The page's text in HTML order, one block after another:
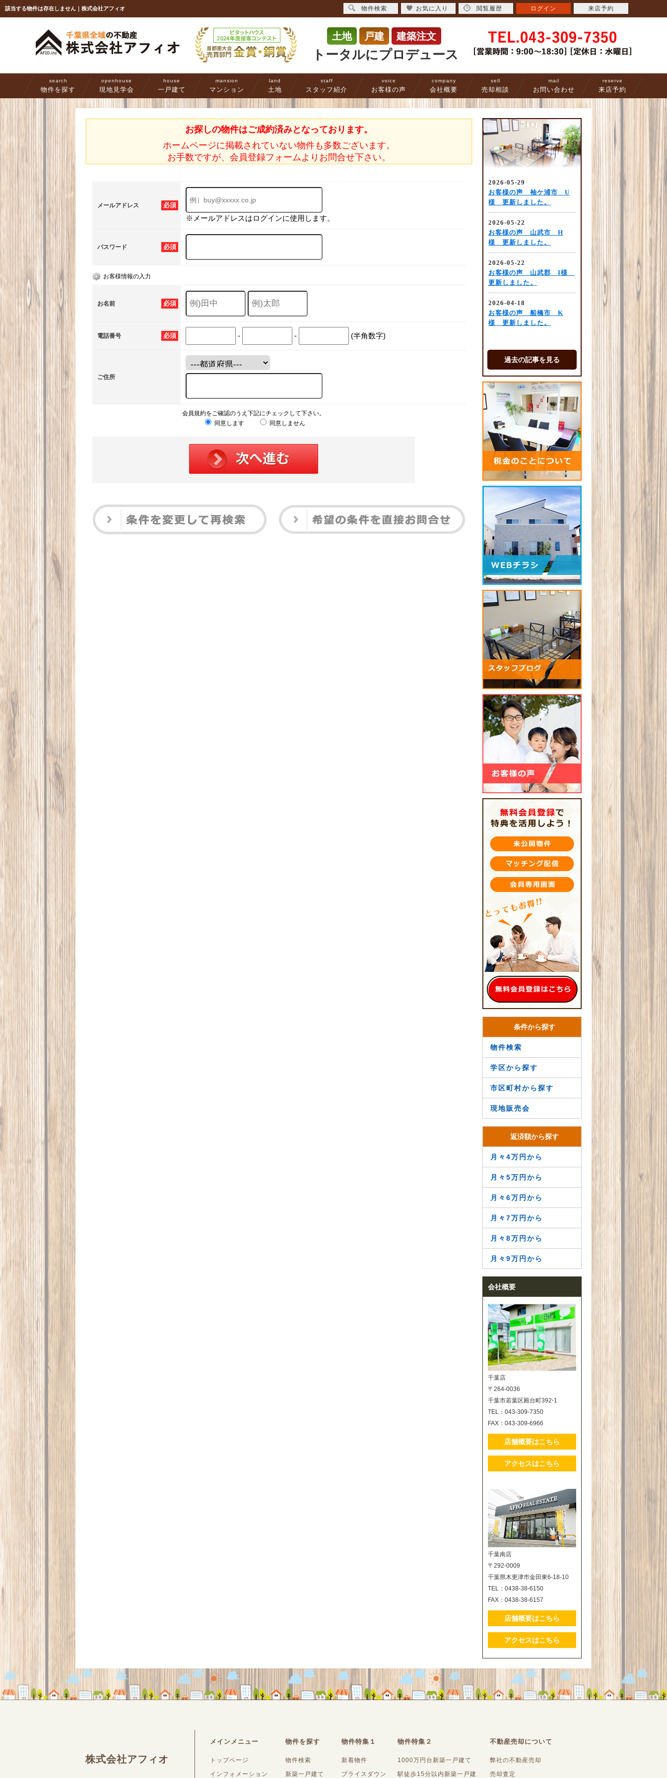
該当する物件は存在しません｜株式会社アフィオ
土地 戸建 建築注文
トータルにプロデュース
search
物件を探す
openhouse
現地見学会
house
一戸建て
mansion
マンション
land
土地
staff
スタッフ紹介
voice
お客様の声
company
会社概要
sell
売却相談
mail
お問い合わせ
reserve
来店予約
お探しの物件はご成約済みとなっております。
ホームページに掲載されていない物件も多数ございます。
お手数ですが、会員登録フォームよりお問合せ下さい。
必須
メールアドレス
※メールアドレスはログインに使用します。
必須
パスワード
お客様情報の入力
必須
お名前
必須
電話番号 - - (半角数字)
ご住所
会員規約をご確認のうえ下記にチェックして下さい。
同意します
同意しません
過去の記事を見る
条件から探す
物件検索
学区から探す
市区町村から探す
現地販売会
返済額から探す
月々4万円から
月々5万円から
月々6万円から
月々7万円から
月々8万円から
月々9万円から
会社概要
千葉店
〒264-0036
千葉市若葉区殿台町392-1
TEL：043-309-7350
FAX：043-309-6966
店舗概要はこちら
アクセスはこちら
千葉南店
〒292-0009
千葉県木更津市金田東6-18-10
TEL：0438-38-6150
FAX：0438-38-6157
店舗概要はこちら
アクセスはこちら
株式会社アフィオ
メインメニュー
トップページ
インフォメーション
物件を探す
物件検索
新築一戸建て
物件特集１
新着物件
プライスダウン
物件特集２
1000万円台新築一戸建て
駅徒歩15分以内新築一戸建
不動産売却について
弊社の不動産売却
売却査定
物件検索 お気に入り 閲覧履歴 ログイン 来店予約